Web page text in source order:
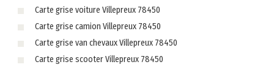
Carte grise voiture Villepreux 78450
Carte grise camion Villepreux 78450
Carte grise van chevaux Villepreux 78450
Carte grise scooter Villepreux 78450